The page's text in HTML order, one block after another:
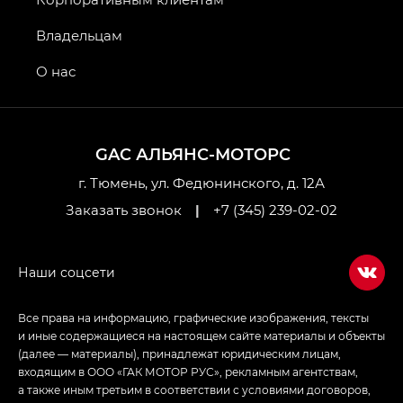
GS4 — Джи Эс 4 (GS4) в комплектациях Джи Би
привод — GB AWD, Джи Эль Полный привод —
Джи Икс ПРЕМИУМ — GX PREMIUM, ЛАУНЖ —
LOUNGE
Empow — Эмпау (Empow) в комплектации
GAC АЛЬЯНС-МОТОРС
г. Тюмень, ул. Федюнинского, д. 12А
Заказать звонок
| +7 (345) 239-02-02
Владельцам
О нас
Все права на информацию, графические изображения, тексты
и иные содержащиеся на настоящем сайте материалы и объекты
(далее — материалы), принадлежат юридическим лицам,
входящим в ООО «ГАК МОТОР РУС», рекламным агентствам,
а также иным третьим в соответствии с условиями договоров,